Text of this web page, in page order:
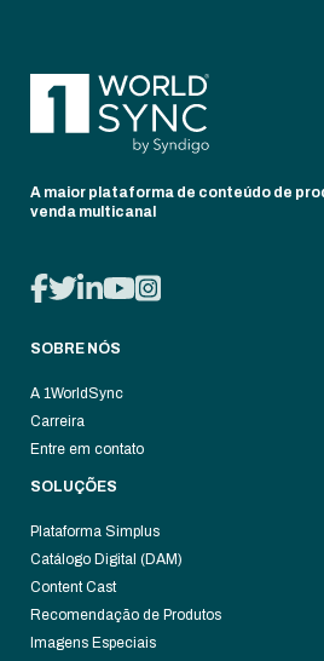
A maior plataforma de conteúdo de
venda multicanal
SOBRE NÓS
A 1WorldSync
Carreira
Entre em contato
SOLUÇÕES
Plataforma Simplus
Catálogo Digital (DAM)
Content Cast
Recomendação de Produtos
Imagens Especiais